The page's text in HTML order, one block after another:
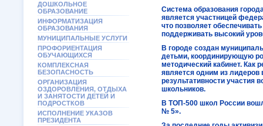
ДОШКОЛЬНОЕ
ОБРАЗОВАНИЕ
ИНФОРМАТИЗАЦИЯ
ОБРАЗОВАНИЯ
МУНИЦИПАЛЬНЫЕ УСЛУГИ
ПРОФОРИЕНТАЦИЯ
ОБУЧАЮЩИХСЯ
КОМПЛЕКСНАЯ
БЕЗОПАСНОСТЬ
ОРГАНИЗАЦИЯ
ОЗДОРОВЛЕНИЯ, ОТДЫХА
И ЗАНЯТОСТИ ДЕТЕЙ И
ПОДРОСТКОВ
ИСПОЛНЕНИЕ УКАЗОВ
ПРЕЗИДЕНТА
Система образования
является участницей
что позволяет
поддерживать высокий
В городе создан
детьми, координирующую
методический кабинет. Как
является одним из лидеров
результативности участия
школьников.
В ТОП-500 школ России
№ 5».